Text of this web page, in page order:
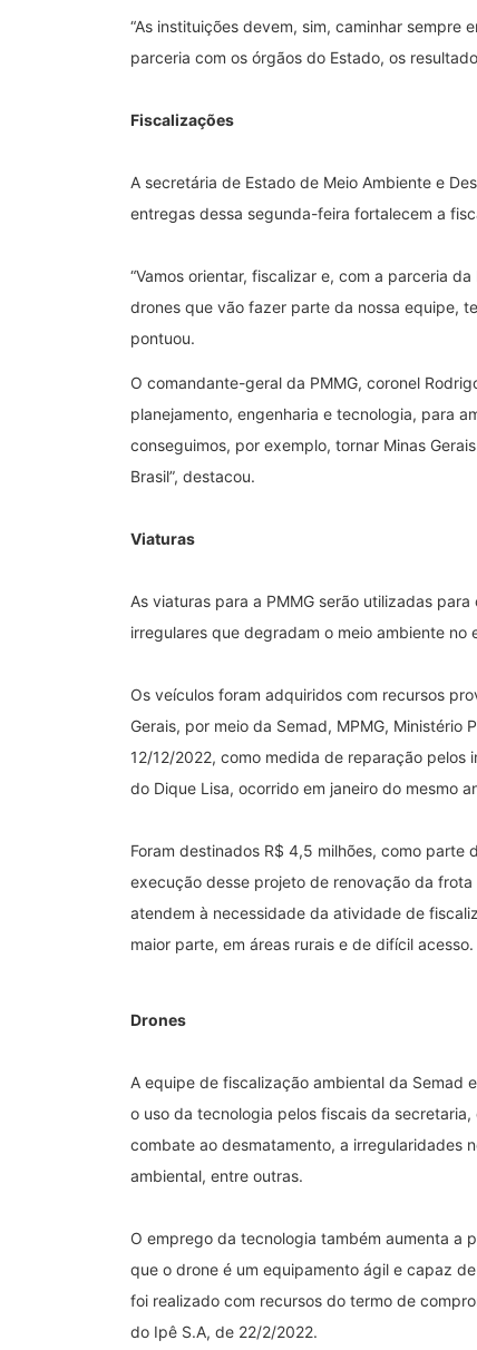
“As instituições devem, sim, caminhar sempre
parceria com os órgãos do Estado, os
Fiscalizações
A secretária de Estado de Meio Ambiente e
entregas dessa segunda-feira fortalecem a
“Vamos orientar, fiscalizar e, com a parceria
drones que vão fazer parte da nossa equipe,
pontuou.
O comandante-geral da PMMG, coronel
planejamento, engenharia e tecnologia, para
conseguimos, por exemplo, tornar Minas
Brasil”, destacou.
Viaturas
As viaturas para a PMMG serão utilizadas
irregulares que degradam o meio ambiente no
Os veículos foram adquiridos com recursos
Gerais, por meio da Semad, MPMG, Ministério
12/12/2022, como medida de reparação
do Dique Lisa, ocorrido em janeiro do mesmo
Foram destinados R$ 4,5 milhões, como
execução desse projeto de renovação da
atendem à necessidade da atividade de
maior parte, em áreas rurais e de difícil acesso.
Drones
A equipe de fiscalização ambiental da Semad
o uso da tecnologia pelos fiscais da
combate ao desmatamento, a irregularidades
ambiental, entre outras.
O emprego da tecnologia também aumenta a
que o drone é um equipamento ágil e capaz
foi realizado com recursos do termo de
do Ipê S.A, de 22/2/2022.